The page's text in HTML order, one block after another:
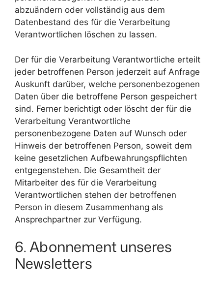
abzuändern oder vollständig aus dem
Datenbestand des für die Verarbeitung
Verantwortlichen löschen zu lassen.
Der für die Verarbeitung Verantwortliche erteilt
jeder betroffenen Person jederzeit auf Anfrage
Auskunft darüber, welche personenbezogenen
Daten über die betroffene Person gespeichert
sind. Ferner berichtigt oder löscht der für die
Verarbeitung Verantwortliche
personenbezogene Daten auf Wunsch oder
Hinweis der betroffenen Person, soweit dem
keine gesetzlichen Aufbewahrungspflichten
entgegenstehen. Die Gesamtheit der
Mitarbeiter des für die Verarbeitung
Verantwortlichen stehen der betroffenen
Person in diesem Zusammenhang als
Ansprechpartner zur Verfügung.
6. Abonnement unseres
Newsletters